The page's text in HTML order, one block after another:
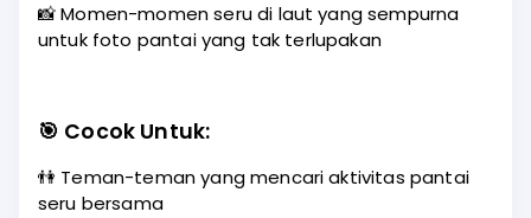
📸 Momen-momen seru di laut yang sempurna
untuk foto pantai yang tak terlupakan
🎯 Cocok Untuk:
👫 Teman-teman yang mencari aktivitas pantai
seru bersama